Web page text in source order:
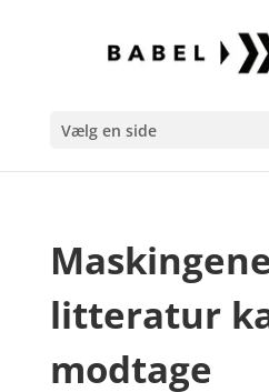
Vælg en side
litteratur
modtage